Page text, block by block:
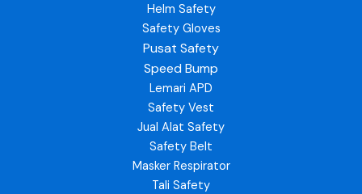
Helm Safety
Safety Gloves
Pusat Safety
Speed Bump
Lemari APD
Safety Vest
Jual Alat Safety
Safety Belt
Masker Respirator
Tali Safety